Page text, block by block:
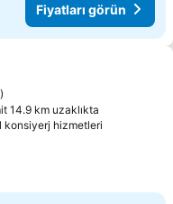
Fiyatları görün
ekle
14.9 km uzaklıkta
konsiyerj hizmetleri